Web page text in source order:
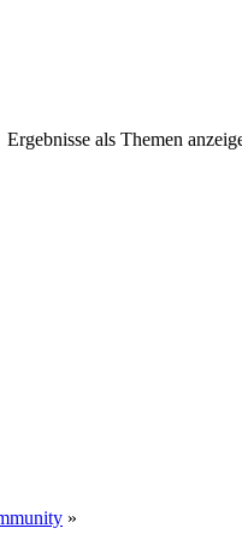
Ergebnisse als Themen
»